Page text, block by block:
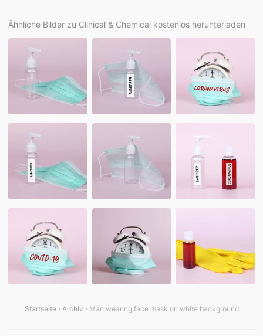
Ähnliche Bilder zu Clinical & Chemical kostenlos herunterladen
Startseite› Archiv › Man wearing face mask on white background